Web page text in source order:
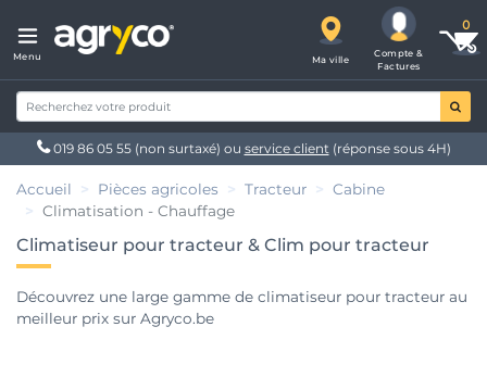
Menu Ma ville
Compte &
Factures
019 86 05 55 (non surtaxé) ou service client(réponse sous 4H)
Accueil Pièces agricoles Tracteur
Cabine
Climatisation - Chauffage
Climatiseur pour tracteur & Clim pour tracteur
Découvrez une large gamme de climatiseur pour tracteur au
meilleur prix sur Agryco.be